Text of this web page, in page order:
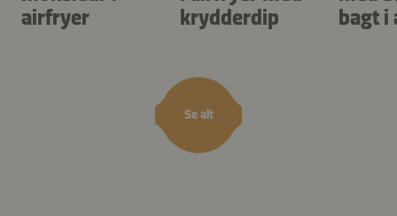
Se alt
airfryer
krydderdip
bagt i